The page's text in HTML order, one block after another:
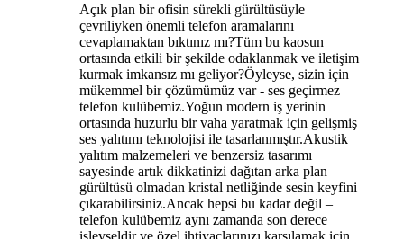
Açık plan bir ofisin sürekli gürültüsüyle
çevriliyken önemli telefon aramalarını
cevaplamaktan bıktınız mı?Tüm bu kaosun
ortasında etkili bir şekilde odaklanmak ve iletişim
kurmak imkansız mı geliyor?Öyleyse, sizin için
mükemmel bir çözümümüz var - ses geçirmez
telefon kulübemiz.Yoğun modern iş yerinin
ortasında huzurlu bir vaha yaratmak için gelişmiş
ses yalıtımı teknolojisi ile tasarlanmıştır.Akustik
yalıtım malzemeleri ve benzersiz tasarımı
sayesinde artık dikkatinizi dağıtan arka plan
gürültüsü olmadan kristal netliğinde sesin keyfini
çıkarabilirsiniz.Ancak hepsi bu kadar değil –
telefon kulübemiz aynı zamanda son derece
işlevseldir ve özel ihtiyaçlarınızı karşılamak için